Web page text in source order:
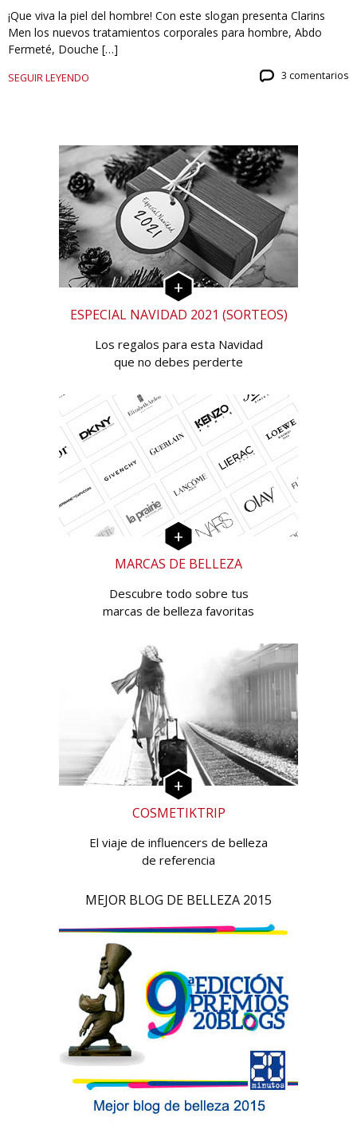
¡Que viva la piel del hombre! Con este slogan presenta Clarins
Men los nuevos tratamientos corporales para hombre, Abdo
Fermeté, Douche […]
SEGUIR LEYENDO 3 comentarios
ESPECIAL NAVIDAD 2021 (SORTEOS)
Los regalos para esta Navidad
que no debes perderte
MARCAS DE BELLEZA
Descubre todo sobre tus
marcas de belleza favoritas
COSMETIKTRIP
El viaje de influencers de belleza
de referencia
MEJOR BLOG DE BELLEZA 2015